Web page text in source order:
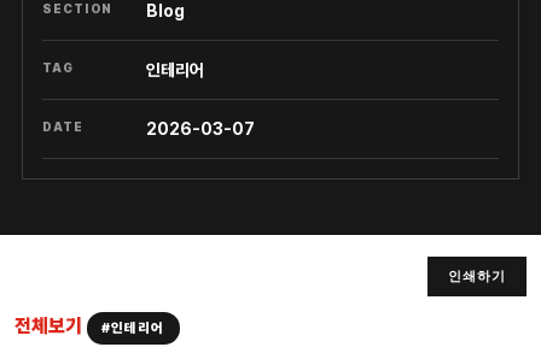
SECTION Blog
TAG 인테리어
DATE 2026-03-07
인쇄하기
전체보기 #인테리어